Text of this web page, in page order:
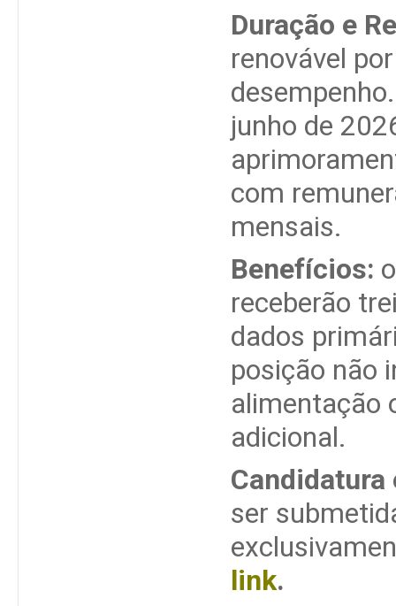
Duração e
renovável
junho de
com
mensais.
Benefícios:
receberão
dados
posição não
alimentação
adicional.
ser
link.